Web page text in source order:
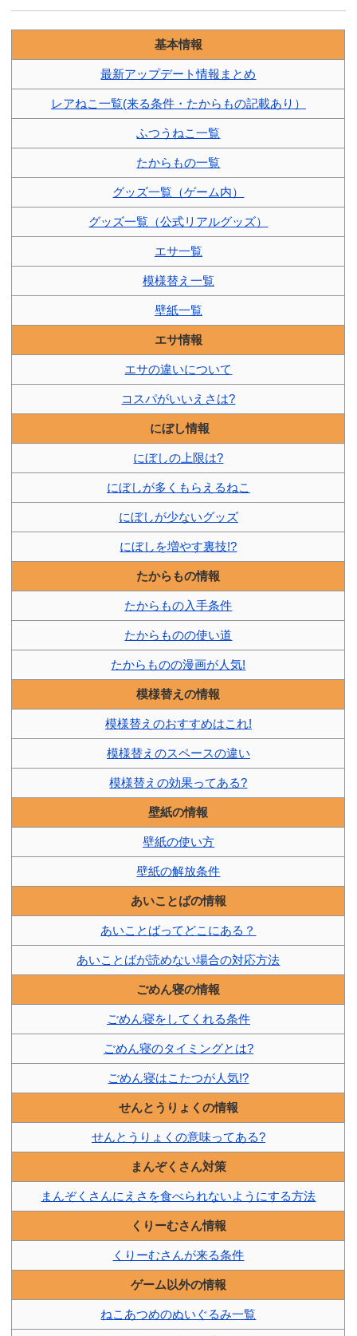
基本情報
最新アップデート情報まとめ
レアねこ一覧(来る条件・たからもの記載あり）
ふつうねこ一覧
たからもの一覧
グッズ一覧（ゲーム内）
グッズ一覧（公式リアルグッズ）
エサ一覧
模様替え一覧
壁紙一覧
エサ情報
エサの違いについて
コスパがいいえさは?
にぼし情報
にぼしの上限は?
にぼしが多くもらえるねこ
にぼしが少ないグッズ
にぼしを増やす裏技!?
たからもの情報
たからもの入手条件
たからものの使い道
たからものの漫画が人気!
模様替えの情報
模様替えのおすすめはこれ!
模様替えのスペースの違い
模様替えの効果ってある?
壁紙の情報
壁紙の使い方
壁紙の解放条件
あいことばの情報
あいことばってどこにある？
あいことばが読めない場合の対応方法
ごめん寝の情報
ごめん寝をしてくれる条件
ごめん寝のタイミングとは?
ごめん寝はこたつが人気!?
せんとうりょくの情報
せんとうりょくの意味ってある?
まんぞくさん対策
まんぞくさんにえさを食べられないようにする方法
くりーむさん情報
くりーむさんが来る条件
ゲーム以外の情報
ねこあつめのぬいぐるみ一覧